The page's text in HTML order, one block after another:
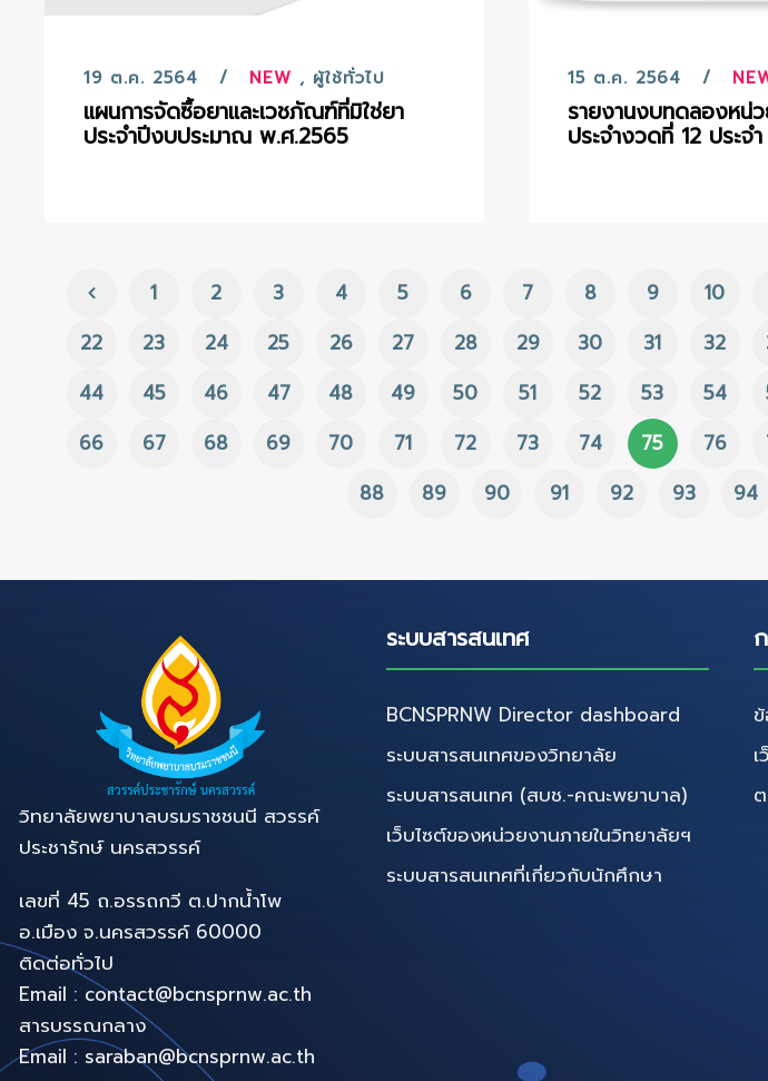
19 ต.ค. 2564 NEW , ผู้ใช้ทั่วไป
แผนการจัดซื้อยาและเวชภัณฑ์ที่มิใช่ยา
ประจำปีงบประมาณ พ.ศ.2565
15 ต.ค. 2564
รายงานงบทดลองหน่ว
ประจำงวดที่ 12 ประจ
1 2 3 4 5 6 7 8 9 10
22
23 24 25 26 27 28 29 30 31 32
44
45 46 47 48 49 50 51 52 53 54
66
67 68 69 70 71 72 73 74 75 76
88
89 90 91 92 93 94
วิทยาลัยพยาบาลบรมราชชนนี สวรรค์
ประชารักษ์ นครสวรรค์
เลขที่ 45 ถ.อรรถกวี ต.ปากน้ำโพ
อ.เมือง จ.นครสวรรค์ 60000
ติดต่อทั่วไป
Email : contact@bcnsprnw.ac.th
สารบรรณกลาง
Email : saraban@bcnsprnw.ac.th
ระบบสารสนเทศ
BCNSPRNW Director dashboard
ระบบสารสนเทศของวิทยาลัย
ระบบสารสนเทศ (สบช.-คณะพยาบาล)
เว็บไซต์ของหน่วยงานภายในวิทยาลัยฯ
ระบบสารสนเทศที่เกี่ยวกับนักศึกษา